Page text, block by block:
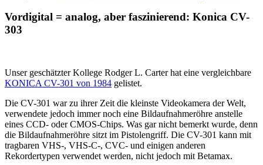
Vordigital = analog, aber faszinierend: Konica CV-
303
Unser geschätzter Kollege Rodger L. Carter hat eine vergleichbare
KONICA CV-301 von 1984 gelistet.
Die CV-301 war zu ihrer Zeit die kleinste Videokamera der Welt,
verwendete jedoch immer noch eine Bildaufnahmeröhre anstelle
eines CCD- oder CMOS-Chips. Was gar nicht bemerkt wurde, denn
die Bildaufnahmeröhre sitzt im Pistolengriff. Die CV-301 kann mit
tragbaren VHS-, VHS-C-, CVC- und einigen anderen
Rekordertypen verwendet werden, nicht jedoch mit Betamax.